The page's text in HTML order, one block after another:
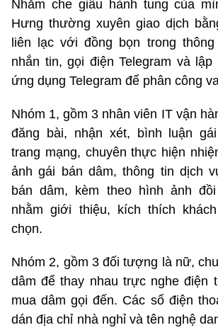
Nhằm che giấu hành tung của
Hưng thường xuyên giao dịch
liên lạc với đồng bọn trong
nhắn tin, gọi điện Telegram và
ứng dụng Telegram để phân công
Nhóm 1, gồm 3 nhân viên IT vận
đăng bài, nhận xét, bình luận
trang mạng, chuyên thực hiện
ảnh gái bán dâm, thông tin dịch
bán dâm, kèm theo hình ảnh
nhằm giới thiệu, kích thích
chọn.
Nhóm 2, gồm 3 đối tượng là nữ,
dâm để thay nhau trực nghe điện
mua dâm gọi đến. Các số điện
dán địa chỉ nhà nghỉ và tên nghệ